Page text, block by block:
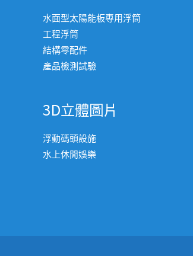
水面型太陽能板專用浮筒
工程浮筒
結構零配件
產品檢測試驗
3D立體圖片
浮動碼頭設施
水上休閒娛樂